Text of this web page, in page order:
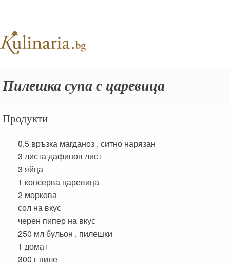
Пилешка супа с царевица
Продукти
0,5 връзка магданоз , ситно нарязан
3 листадафинов лист
3 яйца
1 консерва царевица
2 моркова
сол на вкус
черен пипер на вкус
250 мл бульон , пилешки
1 домат
300 г пиле